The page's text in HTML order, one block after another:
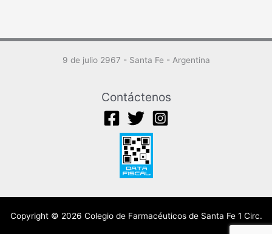
9 de julio 2967 - Santa Fe - Argentina
Contáctenos
Copyright © 2026 Colegio de Farmacéuticos de Santa Fe 1 Circ.